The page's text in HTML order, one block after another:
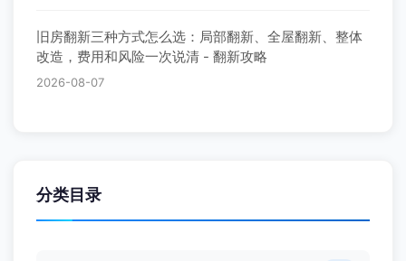
旧房翻新三种方式怎么选：局部翻新、全屋翻新、整体
改造，费用和风险一次说清 - 翻新攻略
2026-08-07
分类目录